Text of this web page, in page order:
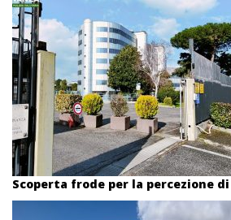
Scoperta frode per la percezione di